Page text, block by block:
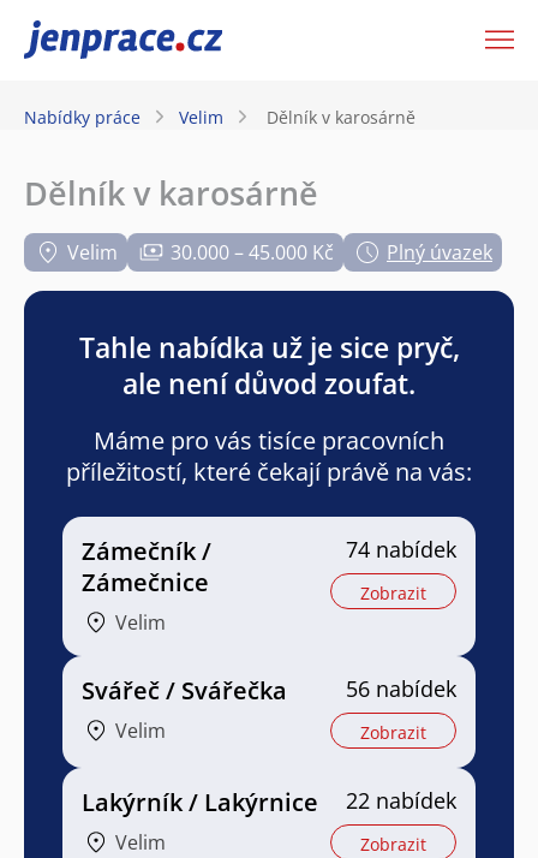
JenPráce.cz
Nabídky práce Velim Dělník v karosárně
Dělník v karosárně
Velim 30.000 – 45.000 Kč Plný úvazek
Tahle nabídka už je sice pryč,
ale není důvod zoufat.
Máme pro vás tisíce pracovních
příležitostí, které čekají právě na vás:
Zámečník /
Zámečnice
Velim
74 nabídek
Zobrazit
Svářeč / Svářečka
Velim
56 nabídek
Zobrazit
Lakýrník / Lakýrnice
Velim
22 nabídek
Zobrazit